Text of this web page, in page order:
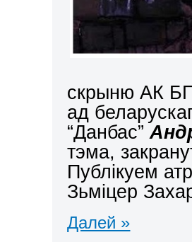
скрыню АК
ад
“Данбас”
тэма,
Публікуем
Зьміцер
Далей »